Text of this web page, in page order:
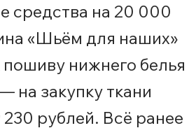
средства на 20 000
«Шьём для наших»
пошиву нижнего белья
на закупку ткани
рублей. Всё ранее